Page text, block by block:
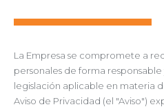
La Empresa se compromete a
personales de forma
legislación aplicable en materia
Aviso de Privacidad (el "Aviso")